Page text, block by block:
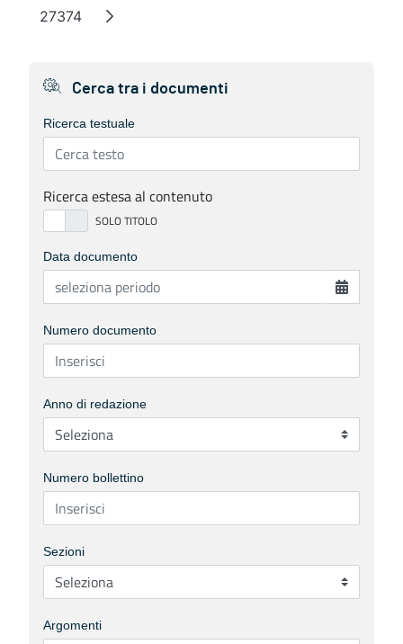
Pagina
27374
Cerca tra i documenti
Ricerca testuale
Ricerca estesa al contenuto
Data documento
Numero documento
Anno di redazione
Numero bollettino
Sezioni
Argomenti